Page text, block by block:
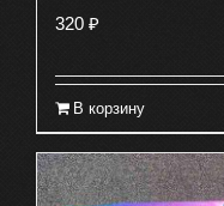
320 ₽
В корзину